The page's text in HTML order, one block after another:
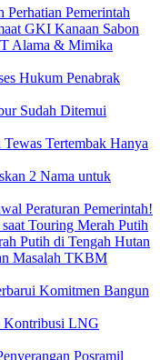
Perhatian Pemerintah
GKI Kanaan Sabon
Alama & Mimika
Hukum Penabrak
Sudah Ditemui
Tertembak Hanya
2 Nama untuk
Peraturan Pemerintah!
Touring Merah Putih
Putih di Tengah Hutan
Masalah TKBM
Komitmen Bangun
Kontribusi LNG
Posramil